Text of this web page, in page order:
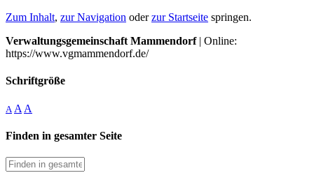
Zum Inhalt, zur Navigation oderzur Startseite springen.
Verwaltungsgemeinschaft Mammendorf| Online:
https://www.vgmammendorf.de/
Schriftgröße
A A A
Finden in gesamter Seite